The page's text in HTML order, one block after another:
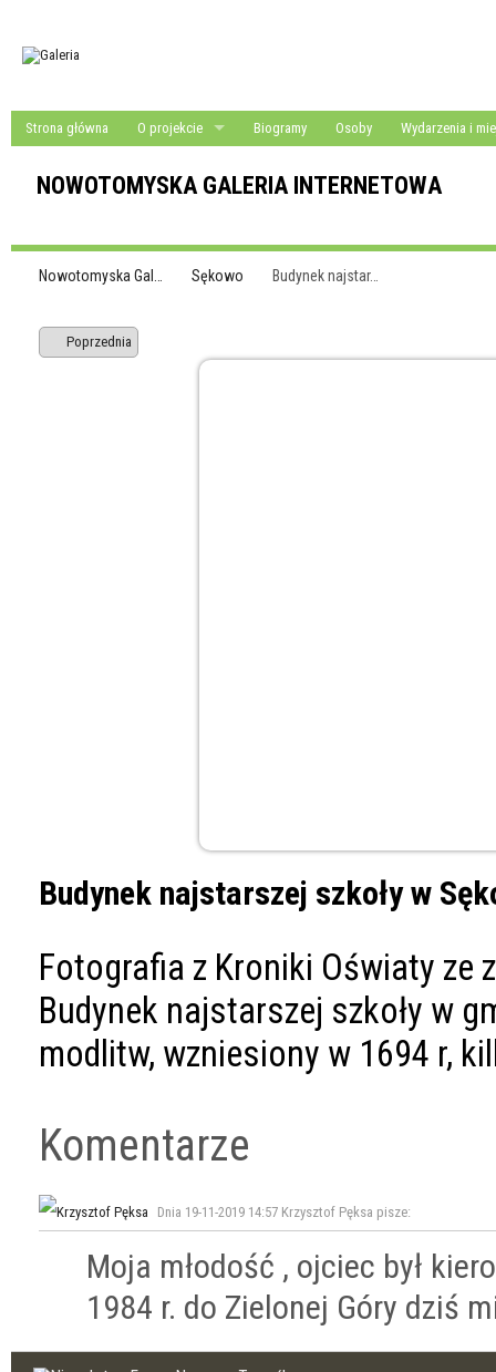
Strona główna O projekcie Biogramy Osoby Wydarzenia i
NOWOTOMYSKA GALERIA INTERNETOWA
Nowotomyska Gal… Sękowo Budynek najstar…
Poprzednia
Budynek najstarszej szkoły w
Fotografia z Kroniki Oświaty ze
Budynek najstarszej szkoły w
modlitw, wzniesiony w 1694 r,
Komentarze
Dnia 19-11-2019 14:57 Krzysztof Pęksa pisze:
Moja młodość , ojciec był
1984 r. do Zielonej Góry dziś